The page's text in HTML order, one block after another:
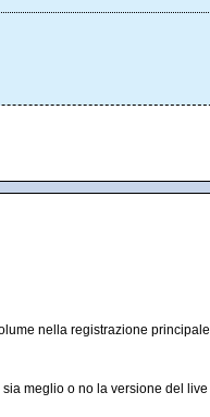
nella registrazione
meglio o no la versione del